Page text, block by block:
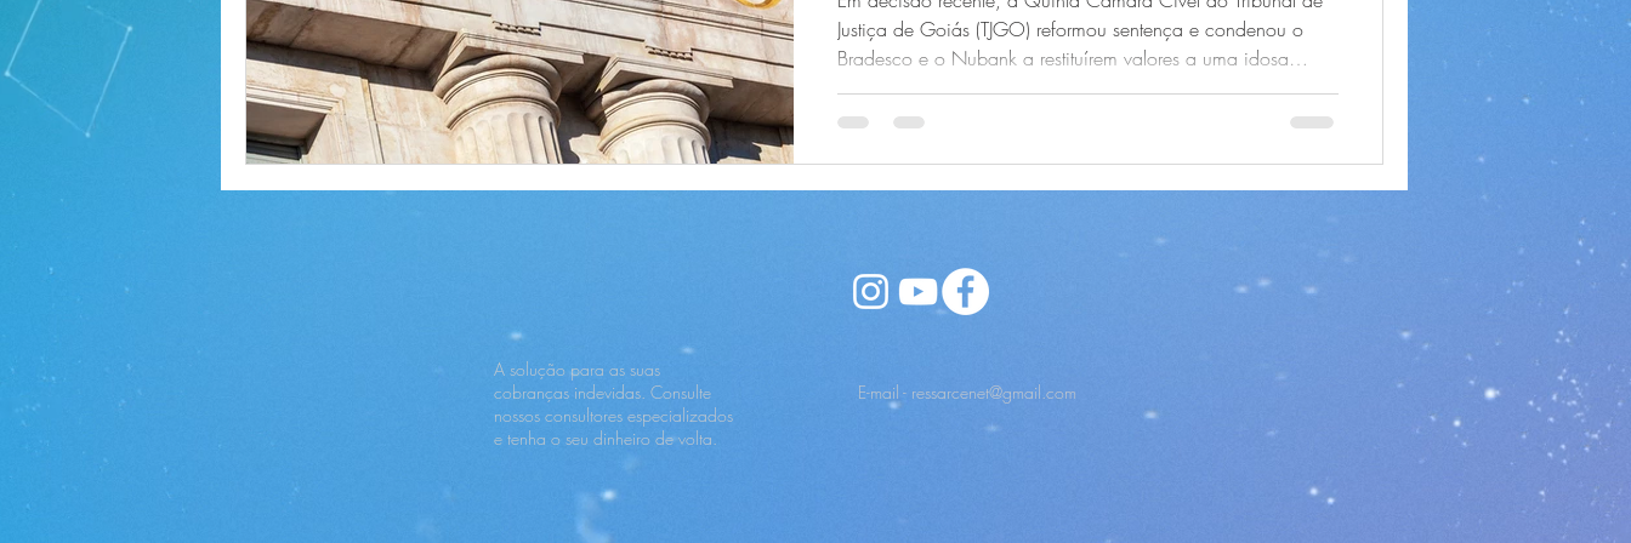
Justiça de Goiás (TJGO) reformou sentença e condenou o
Bradesco e o Nubank a restituírem valores a uma idosa
vítima de empréstimos fraudados. O caso chama atenção
por trazer uma série de elementos que todos deveriam
A solução para as suas
cobranças indevidas. Consulte
nossos consultores especializados
e tenha o seu dinheiro de volta.
E-mail - ressarcenet@gmail.com